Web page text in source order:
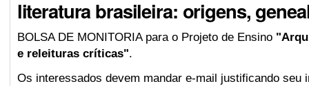
literatura brasileira: origens,
BOLSA DE MONITORIA para o Projeto de Ensino
e releituras críticas".
Os interessados devem mandar e-mail justificando